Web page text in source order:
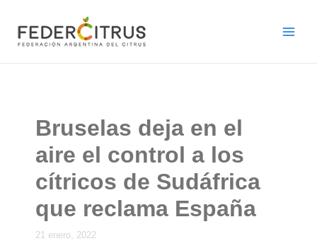
contenido
Bruselas deja en el
aire el control a los
cítricos de Sudáfrica
que reclama España
21 enero, 2022